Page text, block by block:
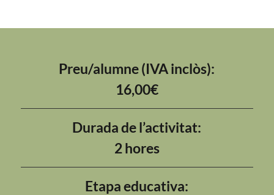
Preu/alumne (IVA inclòs):
16,00€
Durada de l’activitat:
2 hores
Etapa educativa: